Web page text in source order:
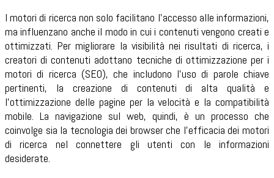
I motori di ricerca non solo facilitano l'accesso alle informazioni,
ma influenzano anche il modo in cui i contenuti vengono creati e
ottimizzati. Per migliorare la visibilità nei risultati di ricerca, i
creatori di contenuti adottano tecniche di ottimizzazione per i
motori di ricerca (SEO), che includono l'uso di parole chiave
pertinenti, la creazione di contenuti di alta qualità e
l'ottimizzazione delle pagine per la velocità e la compatibilità
mobile. La navigazione sul web, quindi, è un processo che
coinvolge sia la tecnologia dei browser che l'efficacia dei motori
di ricerca nel connettere gli utenti con le informazioni
desiderate.